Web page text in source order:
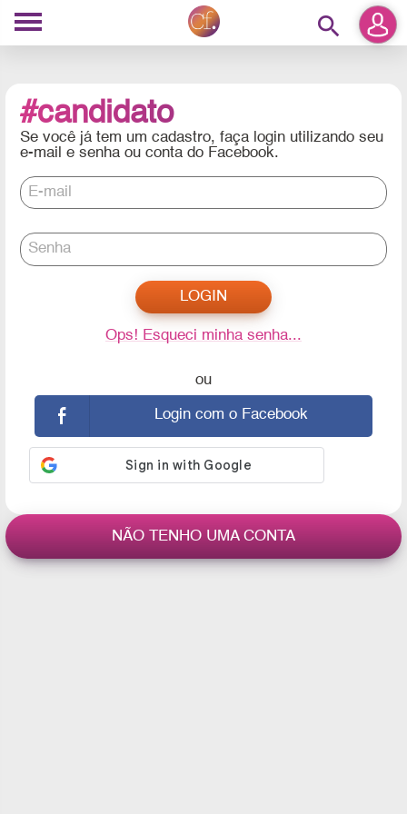
search
#candidato
Se você já tem um cadastro, faça login utilizando seu
e-mail e senha ou conta do Facebook.
E-mail
Senha
Ops! Esqueci minha senha...
ou
Login com o Facebook
NÃO TENHO UMA CONTA